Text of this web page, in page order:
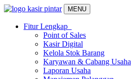
MENU
Fitur Lengkap
Point of Sales
Kasir Digital
Kelola Stok Barang
Karyawan & Cabang Usaha
Laporan Usaha